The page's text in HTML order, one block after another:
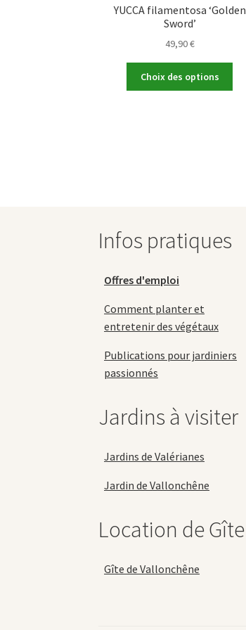
YUCCA filamentosa ‘Golden
Sword’
49,90€
Choix des options
Infos pratiques
Offres d'emploi
Comment planter et
entretenir des végétaux
Publications pour jardiniers
passionnés
Jardins à visiter
Jardins de Valérianes
Jardin de Vallonchêne
Location de Gîte
Gîte de Vallonchêne